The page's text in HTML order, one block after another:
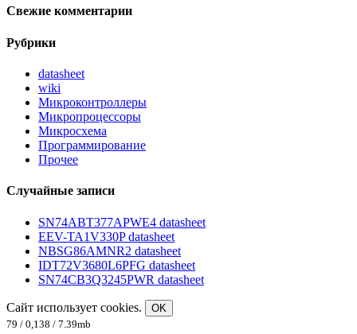
Свежие комментарии
Рубрики
datasheet
wiki
Микроконтроллеры
Микропроцессоры
Микросхема
Программирование
Прочее
Случайные записи
SN74ABT377APWE4 datasheet
EEV-TA1V330P datasheet
NBSG86AMNR2 datasheet
IDT72V3680L6PFG datasheet
SN74CB3Q3245PWR datasheet
Сайт использует cookies.
OK
79 / 0,138 / 7.39mb